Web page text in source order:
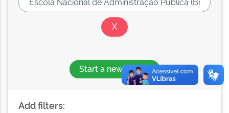
Start a new search
Add filters: